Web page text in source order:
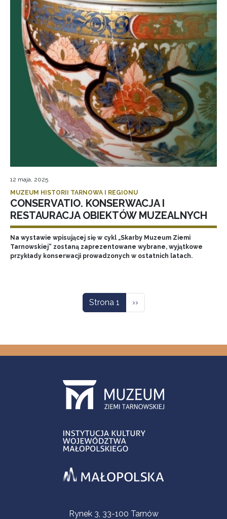
12 maja, 2025
MUZEUM HISTORII TARNOWA I REGIONU
CONSERVATIO. KONSERWACJA I
RESTAURACJA OBIEKTÓW MUZEALNYCH
Na wystawie wpisującej się w cykl „Skarby Muzeum Ziemi
Tarnowskiej” zostaną zaprezentowane wybrane, wyjątkowe
przykłady konserwacji prowadzonych w ostatnich latach.
Strona 1 Następna strona
››
Informacje kontaktoweRynek 3, 33-100 Tarnów